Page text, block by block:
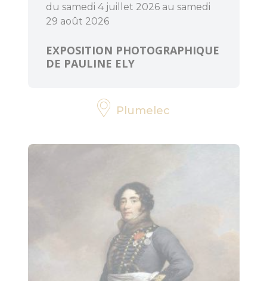
du samedi 4 juillet 2026 au samedi
29 août 2026
EXPOSITION PHOTOGRAPHIQUE
DE PAULINE ELY
Plumelec